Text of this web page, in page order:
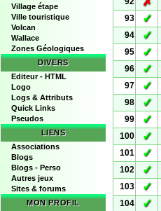
Village étape
Ville touristique
Volcan
Wallace
Zones Géologiques
DIVERS
Editeur - HTML
Logo
Logs & Attributs
Quick Links
Pseudos
LIENS
Associations
Blogs
Blogs - Perso
Autres jeux
Sites & forums
MON PROFIL
93
✓
94
✓
95
✓
96
✓
97
✓
98
✓
99
✓
100
✓
101
✓
102
✓
103
✓
104
✓